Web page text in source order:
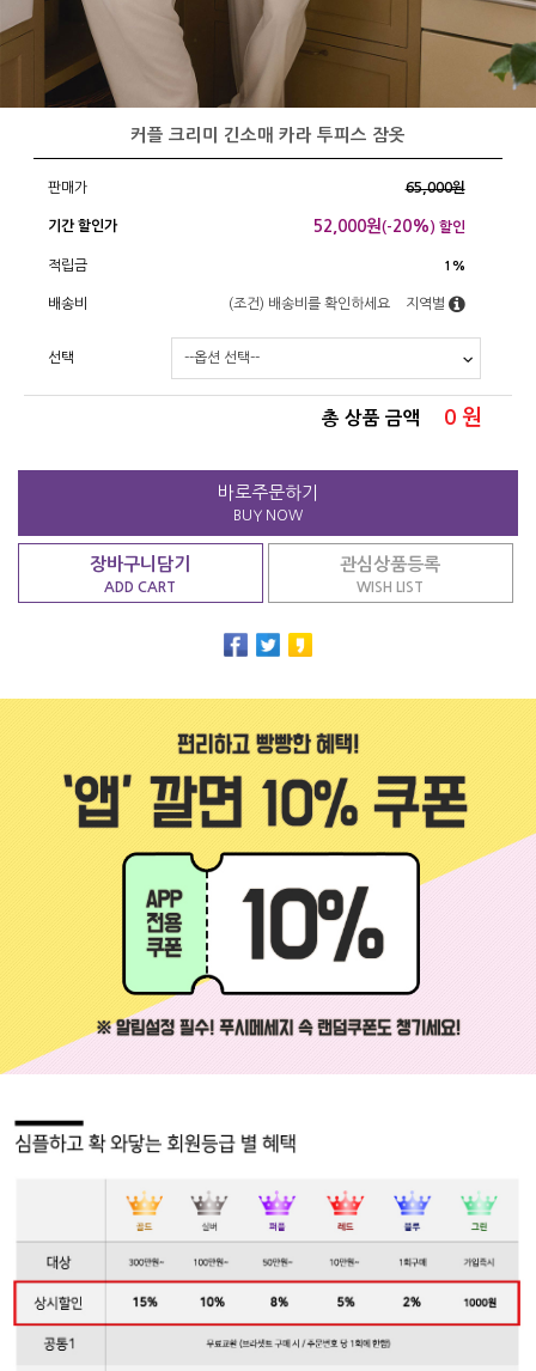
커플 크리미 긴소매 카라 투피스 잠옷
판매가 65,000원
기간 할인가 52,000원(-20%) 할인
적립금 1%
배송비 (조건) 배송비를 확인하세요 지역별
선택
총 상품 금액 0 원
바로주문하기
BUY NOW
장바구니담기
ADD CART
관심상품등록
WISH LIST